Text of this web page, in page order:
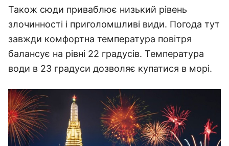
Також сюди приваблює низький рівень
злочинності і приголомшливі види. Погода тут
завжди комфортна температура повітря
балансує на рівні 22 градусів. Температура
води в 23 градуси дозволяє купатися в морі.